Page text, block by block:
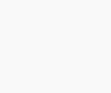
gang ble utgitt. Det kan